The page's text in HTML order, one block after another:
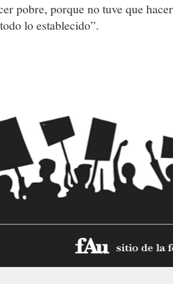
pobre, porque no tuve que
lo establecido”.